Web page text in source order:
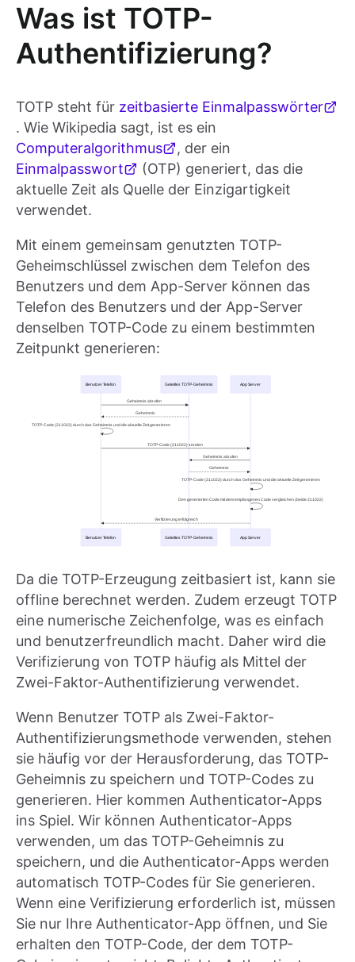
Was ist TOTP-
Authentifizierung?
TOTP steht für zeitbasierte Einmalpasswörter
. Wie Wikipedia sagt, ist es ein
Computeralgorithmus
, der ein
Einmalpasswort
(OTP) generiert, das die
aktuelle Zeit als Quelle der Einzigartigkeit
verwendet.
Mit einem gemeinsam genutzten TOTP-
Geheimschlüssel zwischen dem Telefon des
Benutzers und dem App-Server können das
Telefon des Benutzers und der App-Server
denselben TOTP-Code zu einem bestimmten
Zeitpunkt generieren:
Da die TOTP-Erzeugung zeitbasiert ist, kann sie
offline berechnet werden. Zudem erzeugt TOTP
eine numerische Zeichenfolge, was es einfach
und benutzerfreundlich macht. Daher wird die
Verifizierung von TOTP häufig als Mittel der
Zwei-Faktor-Authentifizierung verwendet.
Wenn Benutzer TOTP als Zwei-Faktor-
Authentifizierungsmethode verwenden, stehen
sie häufig vor der Herausforderung, das TOTP-
Geheimnis zu speichern und TOTP-Codes zu
generieren. Hier kommen Authenticator-Apps
ins Spiel. Wir können Authenticator-Apps
verwenden, um das TOTP-Geheimnis zu
speichern, und die Authenticator-Apps werden
automatisch TOTP-Codes für Sie generieren.
Wenn eine Verifizierung erforderlich ist, müssen
Sie nur Ihre Authenticator-App öffnen, und Sie
erhalten den TOTP-Code, der dem TOTP-